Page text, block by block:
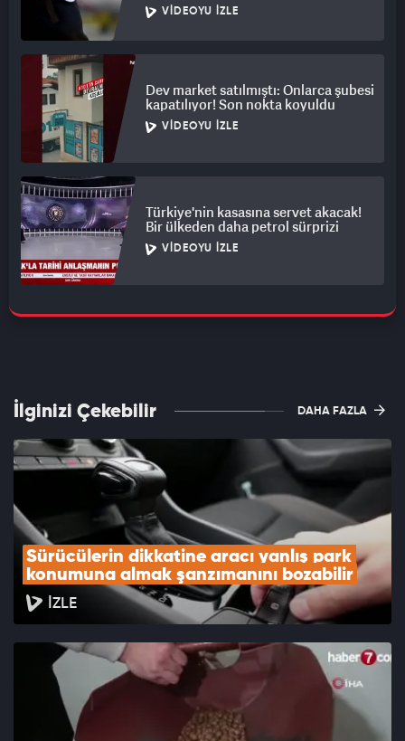
VIDEOYU İZLE
Dev market satılmıştı: Onlarca şubesi
kapatılıyor! Son nokta koyuldu
VIDEOYU İZLE
Türkiye'nin kasasına servet akacak!
Bir ülkeden daha petrol sürprizi
VIDEOYU İZLE
İlginizi Çekebilir DAHA FAZLA
Sürücülerin dikkatine aracı yanlış park
konumuna almak şanzımanını bozabilir
İZLE